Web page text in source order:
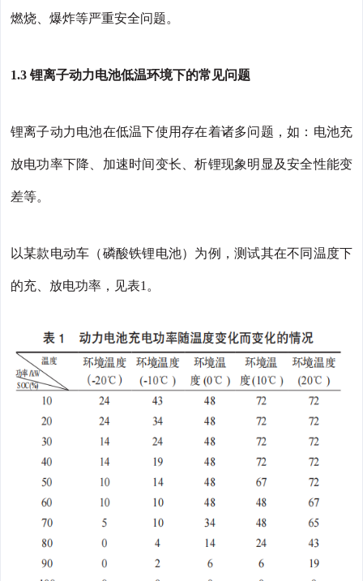
燃烧、爆炸等严重安全问题。
1.3 锂离子动力电池低温环境下的常见问题
锂离子动力电池在低温下使用存在着诸多问题，如：电池充
放电功率下降、加速时间变长、析锂现象明显及安全性能变
差等。
以某款电动车（磷酸铁锂电池）为例，测试其在不同温度下
的充、放电功率，见表1。